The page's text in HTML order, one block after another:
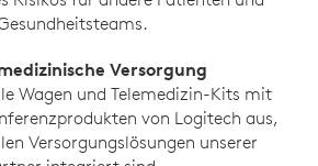
Versorgung
Wagen und Telemedizin-Kits mit
von Logitech aus,
Versorgungslösungen unserer